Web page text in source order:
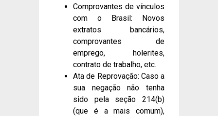
Comprovantes de vínculos
com o Brasil: Novos
extratos bancários,
comprovantes de
emprego, holerites,
contrato de trabalho, etc.
Ata de Reprovação: Caso a
sua negação não tenha
sido pela seção 214(b)
(que é a mais comum),